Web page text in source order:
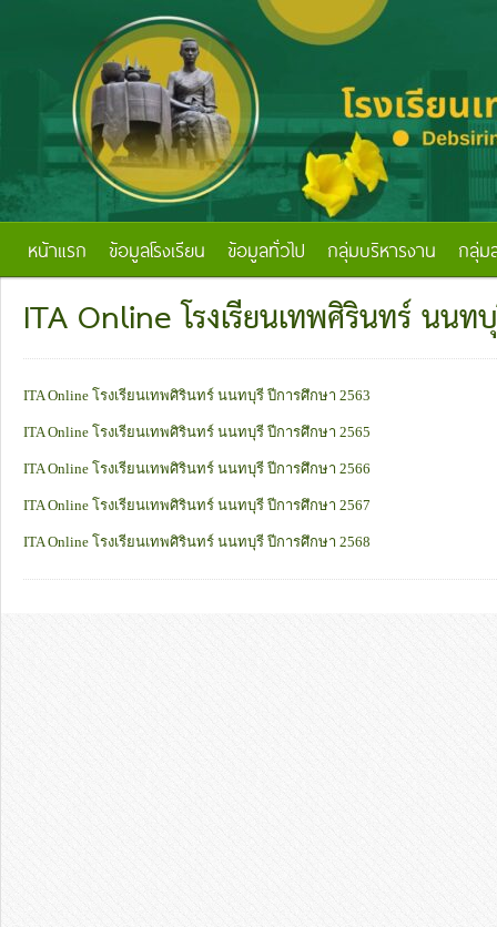
หน้าแรก ข้อมูลโรงเรียน ข้อมูลทั่วไป กลุ่มบริหารงาน กลุ่ม
ITA Online โรงเรียนเทพศิรินทร์ นนท
ITA Online โรงเรียนเทพศิรินทร์ นนทบุรี ปีการศึกษา 2563
ITA Online โรงเรียนเทพศิรินทร์ นนทบุรี ปีการศึกษา 2565
ITA Online โรงเรียนเทพศิรินทร์ นนทบุรี ปีการศึกษา 2566
ITA Online โรงเรียนเทพศิรินทร์ นนทบุรี ปีการศึกษา 2567
ITA Online โรงเรียนเทพศิรินทร์ นนทบุรี ปีการศึกษา 2568